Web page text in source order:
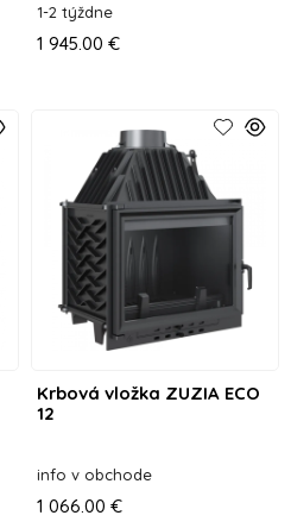
1-2 týždne
1 945.00 €
Krbová vložka ZUZIA ECO
12
info v obchode
1 066.00 €